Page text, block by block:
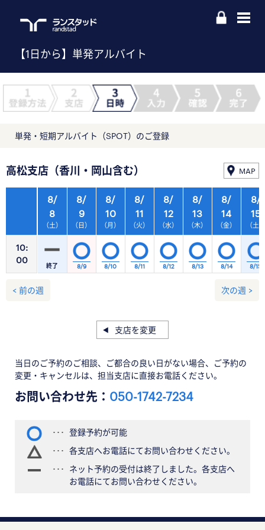
【1日から】単発アルバイト
単発・短期アルバイト（SPOT）のご登録
高松支店（香川・岡山含む） MAP
10:
00
8/
8
（土）
8/
9
（日）
8/
10
（月）
8/
11
（火）
8/
12
（水）
8/
13
（木）
8/
14
（金）
終了 8/9 8/10 8/11 8/12 8/13 8/14
8/
15
（土）
8/15
< 前の週 次の週 >
支店を変更
当日のご予約のご相談、ご都合の良い日がない場合、ご予約の
変更・キャンセルは、担当支店に直接お電話ください。
お問い合わせ先： 050-1742-7234
登録予約が可能
各支店へお電話にてお問い合わせください。
ネット予約の受付は終了しました。各支店へ
お電話にてお問い合わせください。